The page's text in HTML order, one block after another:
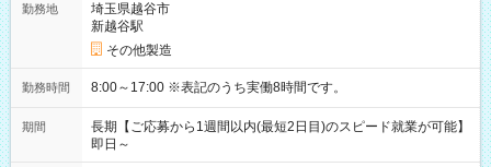
勤務地
埼玉県越谷市
新越谷駅
その他製造
勤務時間 8:00～17:00 ※表記のうち実働8時間です。
期間
長期【ご応募から1週間以内(最短2日目)のスピード就業が可能】
即日～